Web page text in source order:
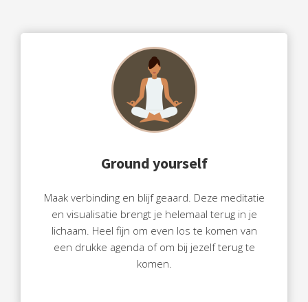
Ground yourself
Maak verbinding en blijf geaard. Deze meditatie
en visualisatie brengt je helemaal terug in je
lichaam. Heel fijn om even los te komen van
een drukke agenda of om bij jezelf terug te
komen.